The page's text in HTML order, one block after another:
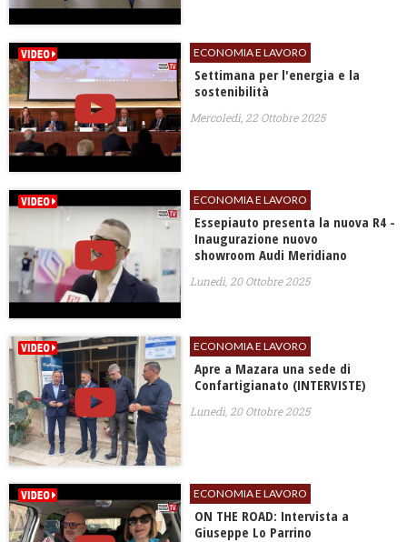
ECONOMIA E LAVORO
Settimana per l'energia e la
sostenibilità
Mercoledì, 22 Ottobre 2025
ECONOMIA E LAVORO
Essepiauto presenta la nuova R4 -
Inaugurazione nuovo
showroom Audi Meridiano
Lunedì, 20 Ottobre 2025
ECONOMIA E LAVORO
Apre a Mazara una sede di
Confartigianato (INTERVISTE)
Lunedì, 20 Ottobre 2025
ECONOMIA E LAVORO
ON THE ROAD: Intervista a
Giuseppe Lo Parrino